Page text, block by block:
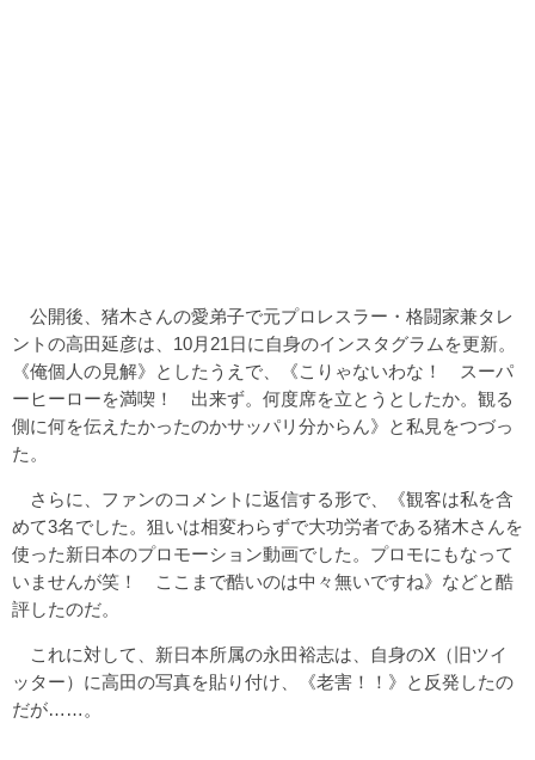
公開後、猪木さんの愛弟子で元プロレスラー・格闘家兼タレ
ントの高田延彦は、10月21日に自身のインスタグラムを更新。
《俺個人の見解》としたうえで、《こりゃないわな！ スーパ
ーヒーローを満喫！ 出来ず。何度席を立とうとしたか。観る
側に何を伝えたかったのかサッパリ分からん》と私見をつづっ
た。
さらに、ファンのコメントに返信する形で、《観客は私を含
めて3名でした。狙いは相変わらずで大功労者である猪木さんを
使った新日本のプロモーション動画でした。プロモにもなって
いませんが笑！ ここまで酷いのは中々無いですね》などと酷
評したのだ。
これに対して、新日本所属の永田裕志は、自身のX（旧ツイ
ッター）に高田の写真を貼り付け、《老害！！》と反発したの
だが……。